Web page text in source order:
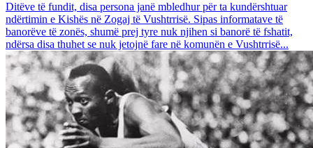
Ditëve të fundit, disa persona janë mbledhur për ta kundërshtuar
ndërtimin e Kishës në Zogaj të Vushtrrisë. Sipas informatave të
banorëve të zonës, shumë prej tyre nuk njihen si banorë të fshatit,
ndërsa disa thuhet se nuk jetojnë fare në komunën e Vushtrrisë...